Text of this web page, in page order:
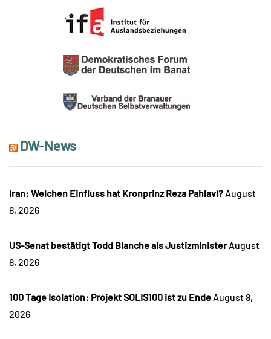
DW-News
Iran: Welchen Einfluss hat Kronprinz Reza Pahlavi? August
8, 2026
US-Senat bestätigt Todd Blanche als Justizminister August
8, 2026
100 Tage Isolation: Projekt SOLIS100 ist zu Ende August 8,
2026